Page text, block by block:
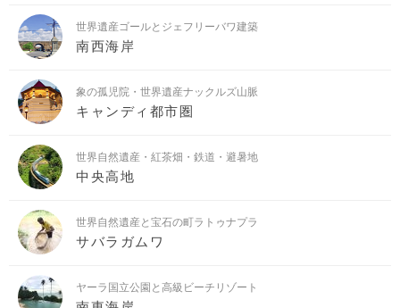
世界遺産ゴールとジェフリーバワ建築
南西海岸
象の孤児院・世界遺産ナックルズ山脈
キャンディ都市圏
世界自然遺産・紅茶畑・鉄道・避暑地
中央高地
世界自然遺産と宝石の町ラトゥナプラ
サバラガムワ
ヤーラ国立公園と高級ビーチリゾート